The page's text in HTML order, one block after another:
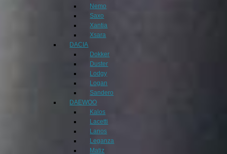
Nemo
Saxo
Xantia
Xsara
DACIA
Dokker
Duster
Lodgy
Logan
Sandero
DAEWOO
Kalos
Lacetti
Lanos
Leganza
Matiz